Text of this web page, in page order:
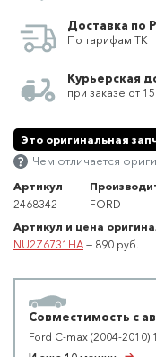
Доставка по
По тарифам ТК
Курьерская
при заказе от
Это оригинальная
Чем отличается
Артикул
2468342
FORD
Артикул и цена
NU2Z6731HA — 890 руб.
Совместимость с
Ford C-max (2004-2010)